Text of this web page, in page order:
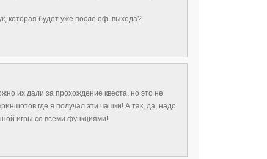
которая будет уже после оф. выхода?
их дали за прохождение квеста, но это не
где я получал эти чашки! А так, да, надо
игры со всеми функциями!